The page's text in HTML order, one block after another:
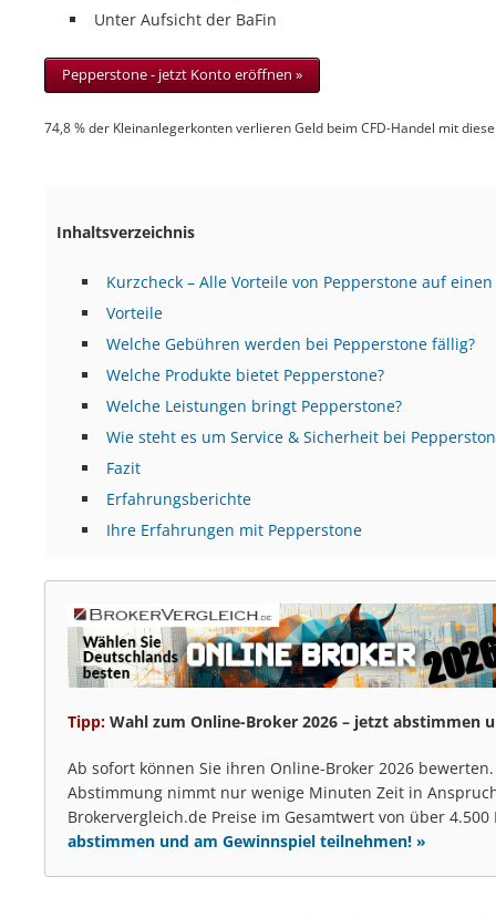
Unter Aufsicht der BaFin
Pepperstone - jetzt Konto eröffnen »
74,8 % der Kleinanlegerkonten verlieren Geld beim CFD-Handel mit
Inhaltsverzeichnis
Kurzcheck – Alle Vorteile von Pepperstone auf
Vorteile
Welche Gebühren werden bei Pepperstone fällig?
Welche Produkte bietet Pepperstone?
Welche Leistungen bringt Pepperstone?
Wie steht es um Service & Sicherheit bei
Fazit
Erfahrungsberichte
Ihre Erfahrungen mit Pepperstone
Tipp: Wahl zum Online-Broker 2026 – jetzt abstimmen
Ab sofort können Sie ihren Online-Broker 2026
Abstimmung nimmt nur wenige Minuten Zeit in
Brokervergleich.de Preise im Gesamtwert von über
abstimmen und am Gewinnspiel teilnehmen! »